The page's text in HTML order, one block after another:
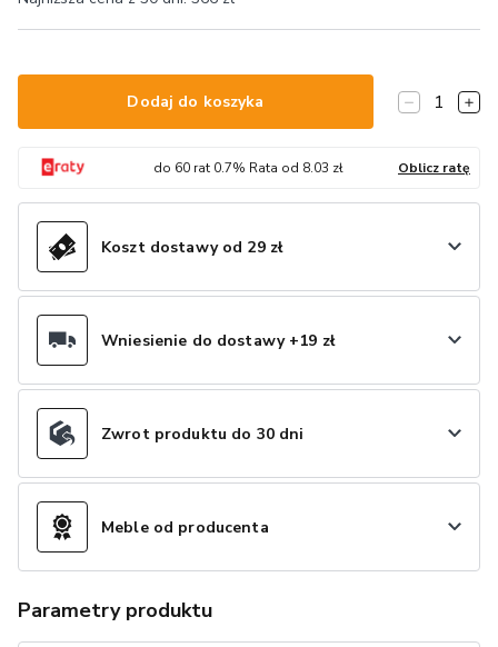
Dodaj do koszyka 1
do 60rat 0.7% Rata od 8.03 zł Oblicz ratę
Koszt dostawy od 29 zł
Wniesienie do dostawy +19 zł
Zwrot produktu do 30 dni
Meble od producenta
Parametry produktu